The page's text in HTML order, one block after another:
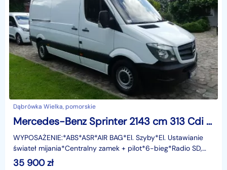
Dąbrówka Wielka, pomorskie
Mercedes-Benz Sprinter 2143 cm 313 Cdi 130KM Klima Tempomat
WYPOSAŻENIE:*ABS*ASR*AIR BAG*El. Szyby*El. Ustawianie
świateł mijania*Centralny zamek + pilot*6-bieg*Radio SD,
Bluetooth*Tempomat*Limiter Prędkości*Klimatyzacja
35 900zł